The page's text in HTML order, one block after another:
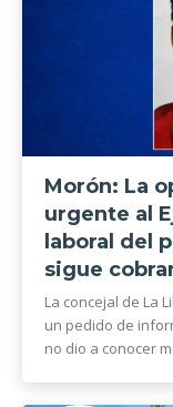
Morón: La
urgente al
laboral del
sigue
La concejal de La
un pedido de
no dio a conocer